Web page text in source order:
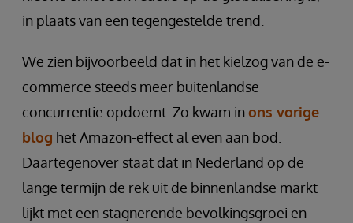
in plaats van een tegengestelde trend.
We zien bijvoorbeeld dat in het kielzog van de e-
commerce steeds meer buitenlandse
concurrentie opdoemt. Zo kwam inons vorige
blog het Amazon-effect al even aan bod.
Daartegenover staat dat in Nederland op de
lange termijn de rek uit de binnenlandse markt
lijkt met een stagnerende bevolkingsgroei en